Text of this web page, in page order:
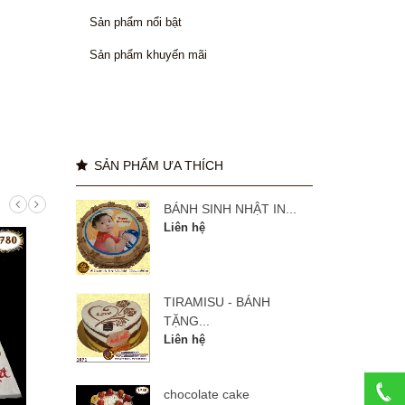
Sản phẩm nổi bật
Sản phẩm khuyến mãi
SẢN PHẨM ƯA THÍCH
BÁNH SINH NHẬT IN...
Liên hệ
TIRAMISU - BÁNH
TẶNG...
Liên hệ
chocolate cake